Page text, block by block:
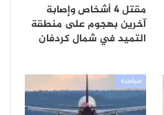
مقتل 4 أشخاص وإصابة
آخرين بهجوم على منطقة
التميد في شمال كردفان
سياسية